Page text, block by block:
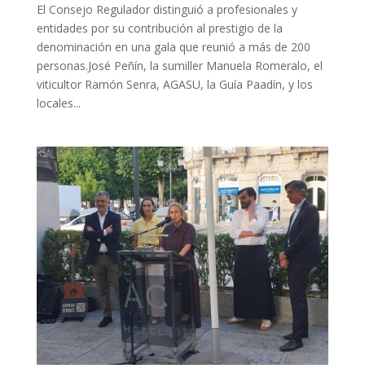
El Consejo Regulador distinguió a profesionales y
entidades por su contribución al prestigio de la
denominación en una gala que reunió a más de 200
personas.José Peñín, la sumiller Manuela Romeralo, el
viticultor Ramón Senra, AGASU, la Guía Paadín, y los
locales...